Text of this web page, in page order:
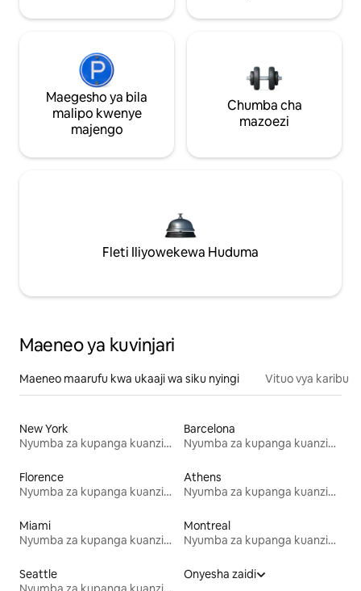
Maegesho ya bila
malipo kwenye
majengo
Chumba cha
mazoezi
Fleti Iliyowekewa Huduma
Maeneo ya kuvinjari
Maeneo maarufu kwa ukaaji wa siku nyingi Vituo vya karibu
New York
Nyumba za kupanga kuanzia mwezi mmoja
Barcelona
Nyumba za kupanga kuanzia mwezi mmoja
Florence
Nyumba za kupanga kuanzia mwezi mmoja
Athens
Nyumba za kupanga kuanzia mwezi mmoja
Miami
Nyumba za kupanga kuanzia mwezi mmoja
Montreal
Nyumba za kupanga kuanzia mwezi mmoja
Seattle
Onyesha zaidi